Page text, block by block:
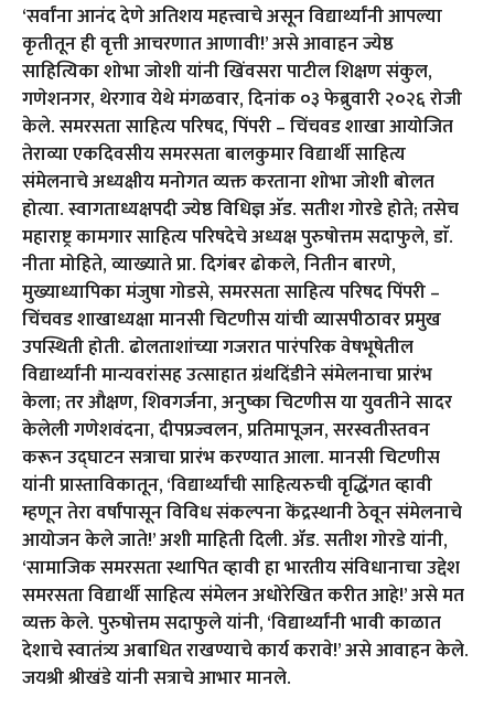
‘सर्वांना आनंद देणे अतिशय महत्त्वाचे असून विद्यार्थ्यांनी आपल्या
कृतीतून ही वृत्ती आचरणात आणावी!’ असे आवाहन ज्येष्ठ
साहित्यिका शोभा जोशी यांनी खिंवसरा पाटील शिक्षण संकुल,
गणेशनगर, थेरगाव येथे मंगळवार, दिनांक ०३ फेब्रुवारी २०२६ रोजी
केले. समरसता साहित्य परिषद, पिंपरी – चिंचवड शाखा आयोजित
तेराव्या एकदिवसीय समरसता बालकुमार विद्यार्थी साहित्य
संमेलनाचे अध्यक्षीय मनोगत व्यक्त करताना शोभा जोशी बोलत
होत्या. स्वागताध्यक्षपदी ज्येष्ठ विधिज्ञ अ‍ॅड. सतीश गोरडे होते; तसेच
महाराष्ट्र कामगार साहित्य परिषदेचे अध्यक्ष पुरुषोत्तम सदाफुले, डाॅ.
नीता मोहिते, व्याख्याते प्रा. दिगंबर ढोकले, नितीन बारणे,
मुख्याध्यापिका मंजुषा गोडसे, समरसता साहित्य परिषद पिंपरी –
चिंचवड शाखाध्यक्षा मानसी चिटणीस यांची व्यासपीठावर प्रमुख
उपस्थिती होती. ढोलताशांच्या गजरात पारंपरिक वेषभूषेतील
विद्यार्थ्यांनी मान्यवरांसह उत्साहात ग्रंथदिंडीने संमेलनाचा प्रारंभ
केला; तर औक्षण, शिवगर्जना, अनुष्का चिटणीस या युवतीने सादर
केलेली गणेशवंदना, दीपप्रज्वलन, प्रतिमापूजन, सरस्वतीस्तवन
करून उद्घाटन सत्राचा प्रारंभ करण्यात आला. मानसी चिटणीस
यांनी प्रास्ताविकातून, ‘विद्यार्थ्यांची साहित्यरुची वृद्धिंगत व्हावी
म्हणून तेरा वर्षांपासून विविध संकल्पना केंद्रस्थानी ठेवून संमेलनाचे
आयोजन केले जाते!’ अशी माहिती दिली. ॲड. सतीश गोरडे यांनी,
‘सामाजिक समरसता स्थापित व्हावी हा भारतीय संविधानाचा उद्देश
समरसता विद्यार्थी साहित्य संमेलन अधोरेखित करीत आहे!’ असे मत
व्यक्त केले. पुरुषोत्तम सदाफुले यांनी, ‘विद्यार्थ्यांनी भावी काळात
देशाचे स्वातंत्र्य अबाधित राखण्याचे कार्य करावे!’ असे आवाहन केले.
जयश्री श्रीखंडे यांनी सत्राचे आभार मानले.